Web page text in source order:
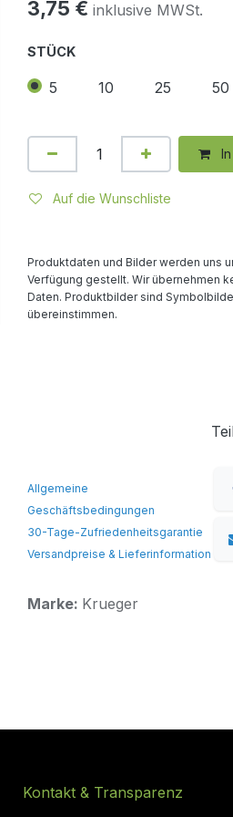
3,75 € inklusive MWSt.
STÜCK
5 10 25 50
Auf die Wunschliste
Produktdaten und Bilder werden uns
Verfügung gestellt. Wir übernehmen
Daten. Produktbilder sind
übereinstimmen.
Allgemeine
Geschäftsbedingungen
30-Tage-Zufriedenheitsgarantie
Versandpreise & Lieferinformation
Marke: Krueger
Kontakt & Transparenz